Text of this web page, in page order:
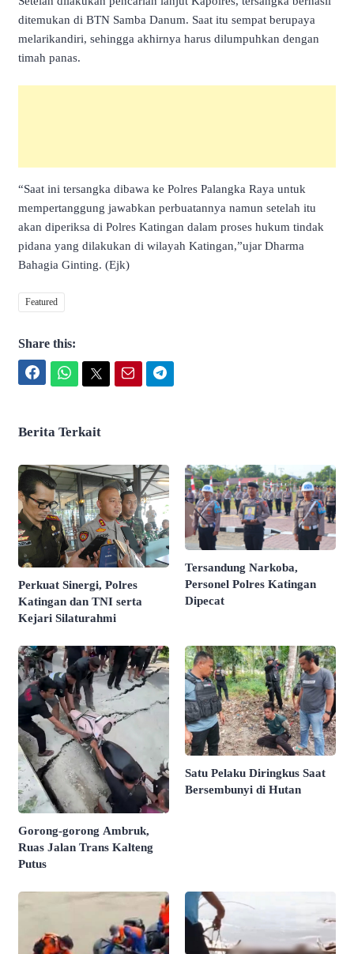
ditemukan di BTN Samba Danum. Saat itu sempat berupaya
melarikandiri, sehingga akhirnya harus dilumpuhkan dengan
timah panas.
“Saat ini tersangka dibawa ke Polres Palangka Raya untuk
mempertanggung jawabkan perbuatannya namun setelah itu
akan diperiksa di Polres Katingan dalam proses hukum tindak
pidana yang dilakukan di wilayah Katingan,”ujar Dharma
Bahagia Ginting. (Ejk)
Featured
Share this:
Berita Terkait
Perkuat Sinergi, Polres
Katingan dan TNI serta
Kejari Silaturahmi
Tersandung Narkoba,
Personel Polres Katingan
Dipecat
Gorong-gorong Ambruk,
Ruas Jalan Trans Kalteng
Putus
Satu Pelaku Diringkus Saat
Bersembunyi di Hutan